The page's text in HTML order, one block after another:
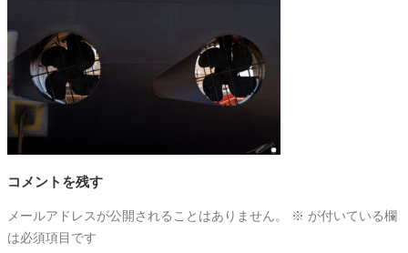
コメントを残す
メールアドレスが公開されることはありません。 ※ が付いている欄
は必須項目です